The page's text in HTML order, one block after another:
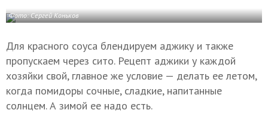
Фото: Сергей Коньков
Для красного соуса блендируем аджику и также
пропускаем через сито. Рецепт аджики у каждой
хозяйки свой, главное же условие — делать ее летом,
когда помидоры сочные, сладкие, напитанные
солнцем. А зимой ее надо есть.